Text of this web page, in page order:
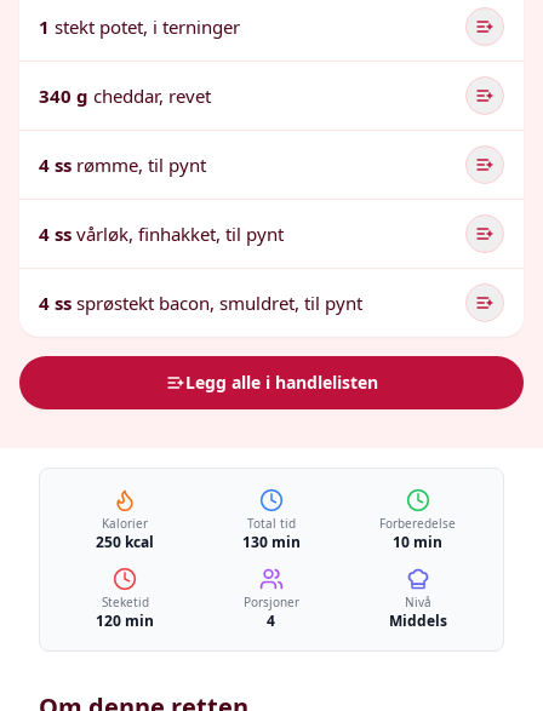
1 stekt potet, i terninger
340 g cheddar, revet
4 ss rømme, til pynt
4 ss vårløk, finhakket, til pynt
4 ss sprøstekt bacon, smuldret, til pynt
Legg alle i handlelisten
Kalorier
250 kcal
Total tid
130 min
Forberedelse
10 min
Steketid
120 min
Porsjoner
4
Nivå
Middels